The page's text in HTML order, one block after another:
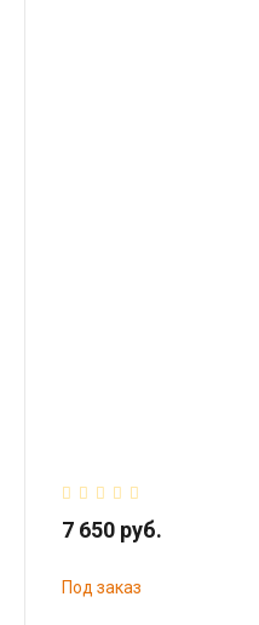
7 650 руб.
Под заказ